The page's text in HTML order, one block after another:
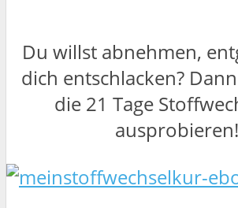
Du willst abnehmen,
dich entschlacken?
die 21 Tage
ausprobieren!